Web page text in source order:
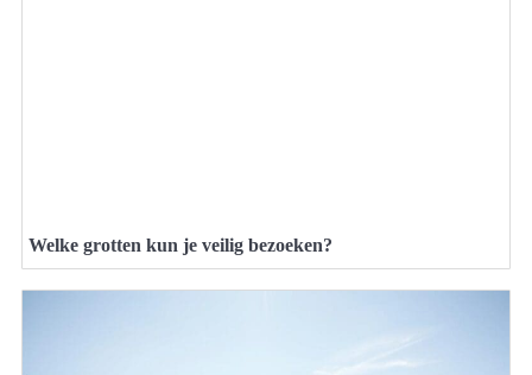
Welke grotten kun je veilig bezoeken?